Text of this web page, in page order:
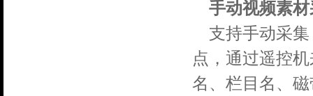
手动视频素
支持手动采
点，通过遥控
名、栏目名、